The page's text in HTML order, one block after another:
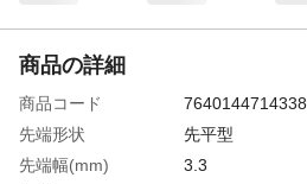
商品の詳細
商品コード
7640144714338
先端形状
先平型
先端幅(mm)
3.3